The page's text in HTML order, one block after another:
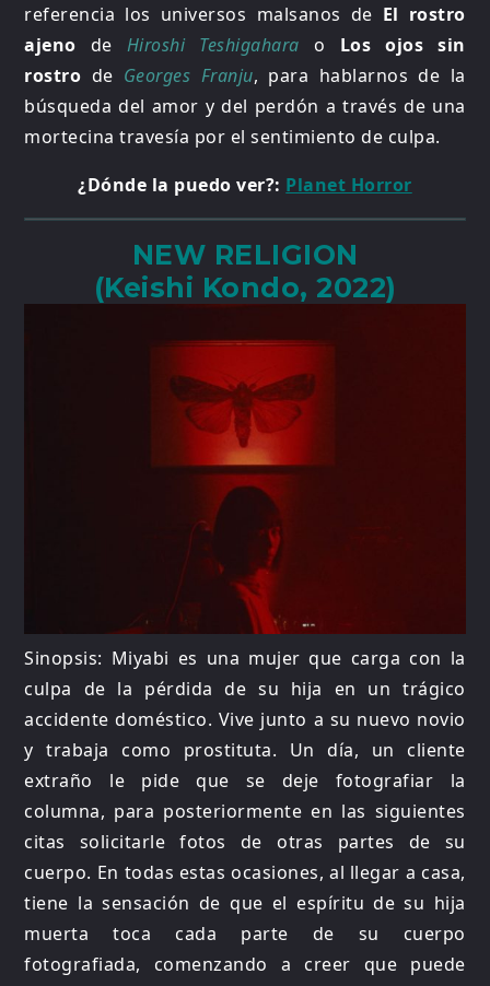
referencia los universos malsanos de El rostro
ajeno de Hiroshi Teshigahara o Los ojos sin
rostro de Georges Franju, para hablarnos de la
búsqueda del amor y del perdón a través de una
mortecina travesía por el sentimiento de culpa.
¿Dónde la puedo ver?: Planet Horror
NEW RELIGION
(Keishi Kondo, 2022)
Sinopsis: Miyabi es una mujer que carga con la
culpa de la pérdida de su hija en un trágico
accidente doméstico. Vive junto a su nuevo novio
y trabaja como prostituta. Un día, un cliente
extraño le pide que se deje fotografiar la
columna, para posteriormente en las siguientes
citas solicitarle fotos de otras partes de su
cuerpo. En todas estas ocasiones, al llegar a casa,
tiene la sensación de que el espíritu de su hija
muerta toca cada parte de su cuerpo
fotografiada, comenzando a creer que puede